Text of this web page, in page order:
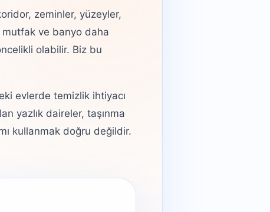
zeminler, yüzeyler,
mutfak ve banyo daha
olabilir. Biz bu
evlerde temizlik ihtiyacı
yazlık daireler, taşınma
kullanmak doğru değildir.